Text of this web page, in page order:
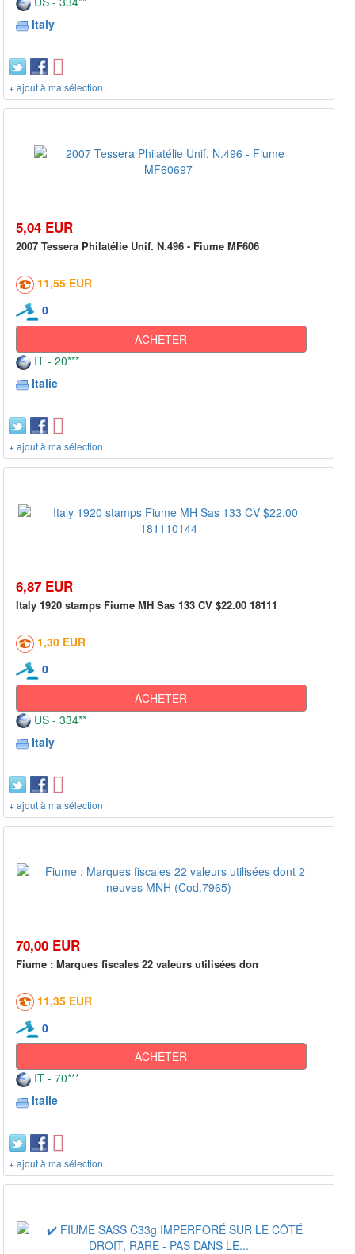
Italy
+ ajout à ma sélection
5,04 EUR
2007 Tessera Philatélie Unif. N.496 - Fiume MF606
11,55 EUR
0
ACHETER
IT - 20***
Italie
+ ajout à ma sélection
6,87 EUR
Italy 1920 stamps Fiume MH Sas 133 CV $22.00 18111
1,30 EUR
0
ACHETER
US - 334**
Italy
+ ajout à ma sélection
70,00 EUR
Fiume : Marques fiscales 22 valeurs utilisées don
11,35 EUR
0
ACHETER
IT - 70***
Italie
+ ajout à ma sélection